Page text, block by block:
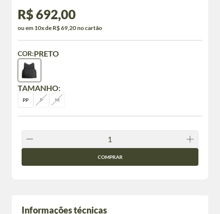
R$ 692,00
ou em 10x de R$ 69,20 no cartão
TAMANHO:
PP P M
COR:PRETO
COMPRAR
Informações técnicas